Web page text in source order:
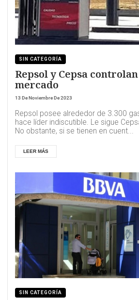
SIN CATEGORÍA
Repsol y Cepsa
mercado
13 De Noviembre De 2023
Repsol posee alrededor de 3.300
hace líder indiscutible. Le sigue
No obstante, si se tienen en cuent...
LEER MÁS
SIN CATEGORÍA